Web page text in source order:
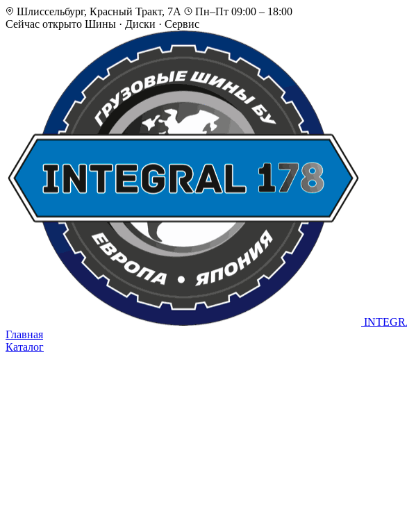
Шлиссельбург, Красный Тракт, 7А
Пн–Пт 09:00 – 18:00
Сейчас открыто Шины · Диски · Сервис
Главная
Каталог